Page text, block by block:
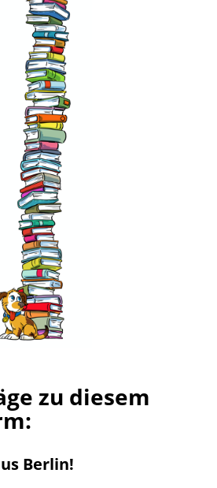
zu diesem
Berlin!